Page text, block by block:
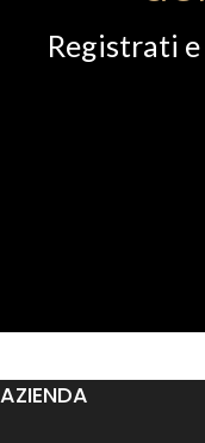
Registrati
AZIENDA